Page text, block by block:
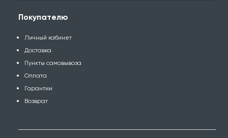
Покупателю
Личный кабинет
Доставка
Пункты самовывоза
Оплата
Гарантии
Возврат